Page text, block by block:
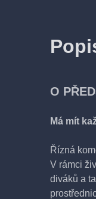
O
Má mít
Řízná
V rámci
diváků a